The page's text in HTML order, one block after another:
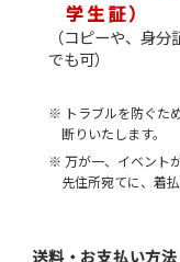
学生証）
（コピーや、身
でも可）
※ トラブルを防ぐた
断りいたします。
※ 万が一、イベント
先住所宛てに、着
送料・お支払い方